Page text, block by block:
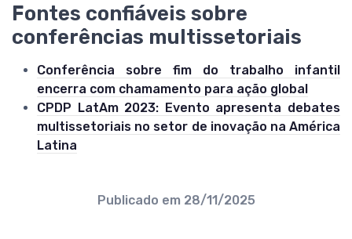
Fontes confiáveis sobre
conferências multissetoriais
Conferência sobre fim do trabalho infantil
encerra com chamamento para ação global
CPDP LatAm 2023: Evento apresenta debates
multissetoriais no setor de inovação na América
Latina
Publicado em 28/11/2025